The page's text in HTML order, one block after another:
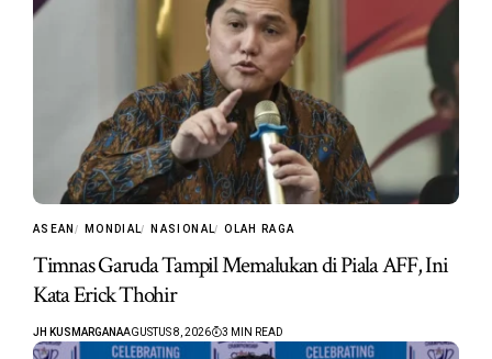
ASEAN MONDIAL NASIONAL OLAH RAGA
Timnas Garuda Tampil Memalukan di Piala AFF, Ini
Kata Erick Thohir
JH KUSMARGANAAGUSTUS 8, 2026 3 MIN READ